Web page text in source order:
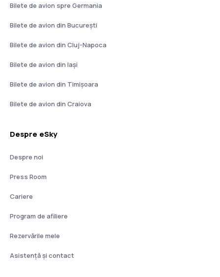
Bilete de avion spre Germania
Bilete de avion din București
Bilete de avion din Cluj-Napoca
Bilete de avion din Iași
Bilete de avion din Timișoara
Bilete de avion din Craiova
Despre eSky
Despre noi
Press Room
Cariere
Program de afiliere
Rezervările mele
Asistenţă şi contact